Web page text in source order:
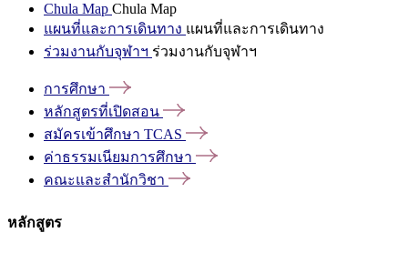
Chula Map Chula Map
แผนที่และการเดินทาง แผนที่และการเดินทาง
ร่วมงานกับจุฬาฯ ร่วมงานกับจุฬาฯ
การศึกษา
หลักสูตรที่เปิดสอน
สมัครเข้าศึกษา TCAS
ค่าธรรมเนียมการศึกษา
คณะและสำนักวิชา
หลักสูตร